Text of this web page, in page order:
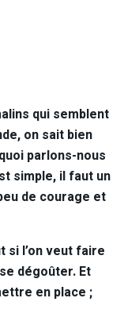
qui semblent
on sait bien
parlons-nous
simple, il faut un
de courage et
si l’on veut faire
dégoûter. Et
en place ;